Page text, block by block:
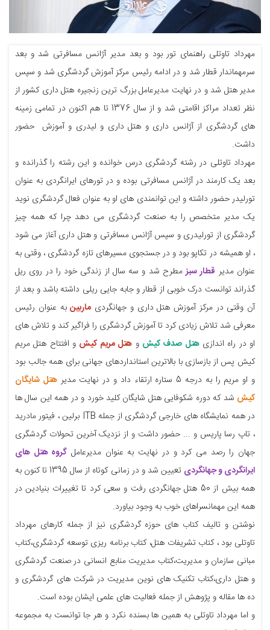
مهرداد تاوتلی راهنمای تور بود و بعد مدیر آژانس مسافرتی شد و بعد
سرمهماندار قطار شد و در ادامه رئیس مرکز آموزش گردشگری شد و سپس
مدیر هتل شد و در نهایت مدیرعامل بزرگ ترین زنجیره هتل داری کشور از
نظر تعداد مراکز اقامتی شد و از سال 1376 تا هم اکنون در تمامی زمینه
های گردشگری از آژانس داری و هتل داری و لیدری و آموزش حضور
داشت.
مهرداد تاوتلی در رشته گردشگری درس خوانده و این رشته را گذرانده و
بعد یک کارمند در آژانس مسافرتی بوده و در تورهای ایرانگردی به عنوان
تورلیدر حضور داشته و این توانمندی های او به عنوان فعال گردشگری نوید
یک مدیر متخصص را به صنعت گردشگری می دهد چرا که همه چیز
گردشگری از تورلیدری و سپس آژانس مسافرتی و هتل داری آغاز می شود
، او همیشه در تکاپو بود و در جستجوی مسیرهای تازه گردشگری ، وقتی به
عنوان مدیر قطار سبزمطرح شد و سه سال از زندگی خود را در روی ریل
گذراند توانست درک خوبی از قطار و جابه جایی ریلی داشته باشد و بعد از
آن وقتی در مرکز آموزش هتل داری و جهانگردی ماربینبه عنوان رئیس
معرفی شد تلاش زیادی کرد تا آموزش گردشگری را فراگیر کند و تلاش های
او در راه اندازیهتل صدف کیش و هتل مریم کیش و افتتاح هتل مریم
کیش پس از بازسازی با بالاترین استانداردهای جهانی برای همه جالب بود
و او مریم را به درجه 5 ستاره ارتقاء داد و در نهایت مدیر
هتل شایگان
کیش شد که دوره شکوفایی هتل شایگان کلید خورد و در همه این سال ها
در همه نمایشگاه های خارجی گردشگری از جمله ITB برلین ، فیتور مادرید
، تاپ رسا پاریس و ... حضور داشت و از نزدیک آخرین تحولات گردشگری
جهان را رصد می کرد و در نهایت به عنوان مدیرعامل گروه هتل های
ایرانگردی و جهانگردی
تعیین شد و در زمانی کوتاه از سال 1395 تا کنون به
همه بیش از 50 هتل جهانگردی رفت و سعی کرد تا تغییرات بنیادین در
همه این مهمانسراهای خوب به وجود بیاورد.
نوشتن و تالیف کتاب های حوزه گردشگری نیز از جمله کارهای مهرداد
تاوتلی بود ، کتاب تشریفات هتل، کتاب برنامه ریزی توسعه گردشگری،کتاب
مبانی سازمان و مدیریت،کتاب مدیریت منابع انسانی در صنعت گردشگری
و هتل داری،کتاب تکنیک های نوین مدیریت در شرکت های گردشگری و
ده ها مقاله و پژوهش از جمله فعالیت های علمی ایشان بوده است.
و اما مهرداد تاوتلی به همین ها بسنده نکرد و هر جا توانست به مجموعه